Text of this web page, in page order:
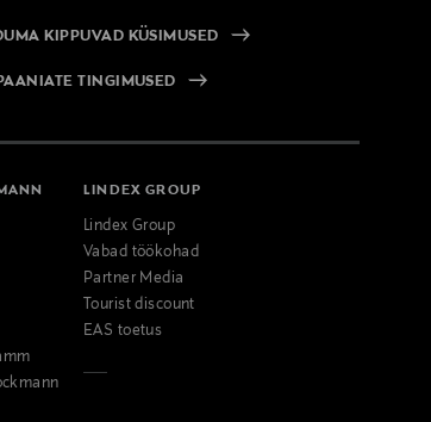
KIPPUVAD KÜSIMUSED
TINGIMUSED
LINDEX GROUP
Lindex Group
Vabad töökohad
Partner Media
Tourist discount
EAS toetus